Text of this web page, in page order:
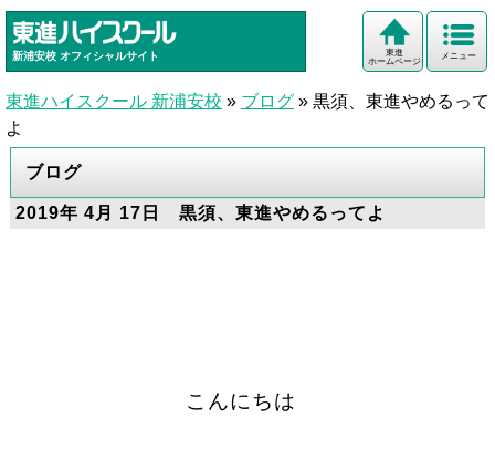
新浦安校 オフィシャルサイト メニュー
東進
ホームページ
東進ハイスクール 新浦安校 » ブログ » 黒須、東進やめるって
よ
ブログ
2019年 4月 17日 黒須、東進やめるってよ
こんにちは